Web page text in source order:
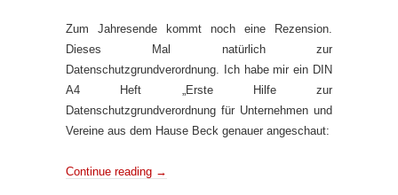
Zum Jahresende kommt noch eine Rezension.
Dieses Mal natürlich zur
Datenschutzgrundverordnung. Ich habe mir ein DIN
A4 Heft „Erste Hilfe zur
Datenschutzgrundverordnung für Unternehmen und
Vereine aus dem Hause Beck genauer angeschaut:
Continue reading →